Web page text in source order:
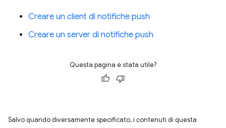
Creare un client di notifiche push
Creare un server di notifiche push
Questa pagina è stata utile?
Salvo quando diversamente specificato, i contenuti di questa